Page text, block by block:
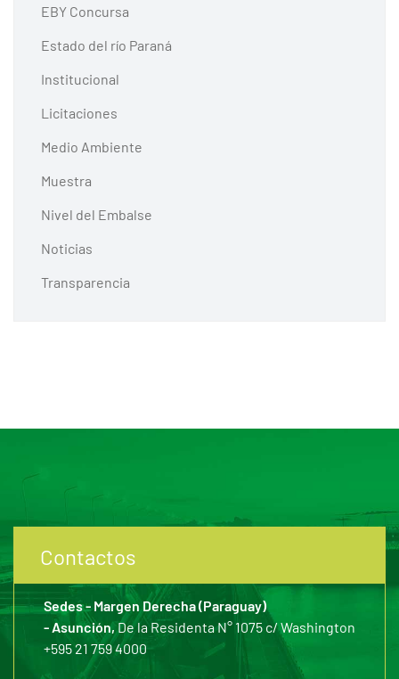
EBY Concursa
Estado del río Paraná
Institucional
Licitaciones
Medio Ambiente
Muestra
Nivel del Embalse
Noticias
Transparencia
Contactos
Sedes - Margen Derecha (Paraguay)
- Asunción,De la Residenta N° 1075 c/ Washington
+595 21 759 4000